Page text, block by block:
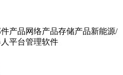
产品网络产品存储产品新能源/
平台管理软件